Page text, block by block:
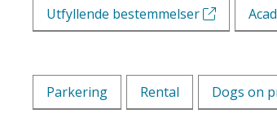
Utfyllende bestemmelser
Parkering Rental Dogs on